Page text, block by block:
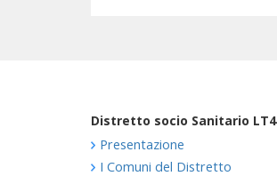
Distretto socio Sanitario LT4
Presentazione
I Comuni del Distretto